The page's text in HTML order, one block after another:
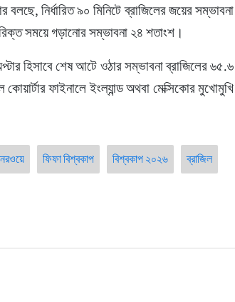
নির্ধারিত ৯০ মিনিটে ব্রাজিলের জয়ের সম্ভাবনা
সময়ে গড়ানোর সম্ভাবনা ২৪ শতাংশ।
হিসাবে শেষ আটে ওঠার সম্ভাবনা ব্রাজিলের ৬৫.৬
ফাইনালে ইংল্যান্ড অথবা মেক্সিকোর মুখোমুখি
নরওয়ে ফিফা বিশ্বকাপ বিশ্বকাপ ২০২৬ ব্রাজিল